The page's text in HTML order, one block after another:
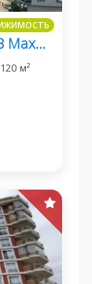
Меблированная Квартира 2+1 В Махмутларе, 120 М²
м²